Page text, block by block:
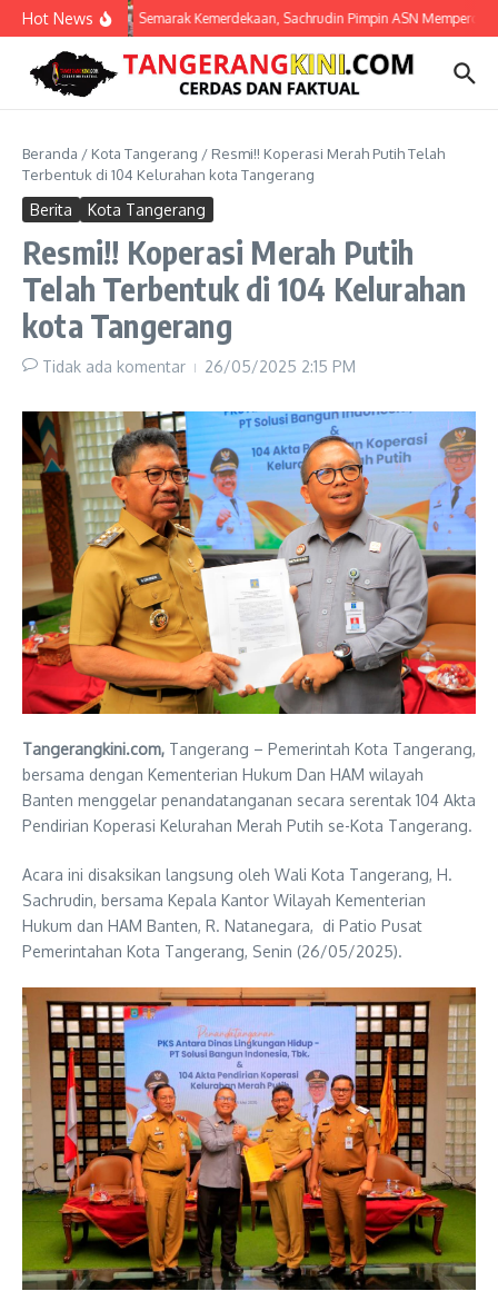
Lewati ke konten
Hot News Semarak Kemerdekaan, Sachrudin Pimpin ASN
Beranda / Kota Tangerang / Resmi!! Koperasi Merah Putih Telah
Terbentuk di 104 Kelurahan kota Tangerang
Berita Kota Tangerang
Resmi!! Koperasi Merah Putih
Telah Terbentuk di 104 Kelurahan
kota Tangerang
Tidak ada komentar 26/05/2025 2:15 PM
Tangerangkini.com, Tangerang – Pemerintah Kota Tangerang,
bersama dengan Kementerian Hukum Dan HAM wilayah
Banten menggelar penandatanganan secara serentak 104 Akta
Pendirian Koperasi Kelurahan Merah Putih se-Kota Tangerang.
Acara ini disaksikan langsung oleh Wali Kota Tangerang, H.
Sachrudin, bersama Kepala Kantor Wilayah Kementerian
Hukum dan HAM Banten, R. Natanegara, di Patio Pusat
Pemerintahan Kota Tangerang, Senin (26/05/2025).